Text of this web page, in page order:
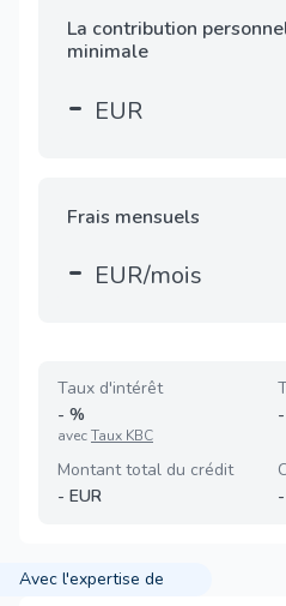
La contribution
minimale
- EUR
Frais mensuels
- EUR/mois
Taux d'intérêt
- %
avecTaux KBC
-
Montant total du crédit
- EUR
-
Avec l'expertise de